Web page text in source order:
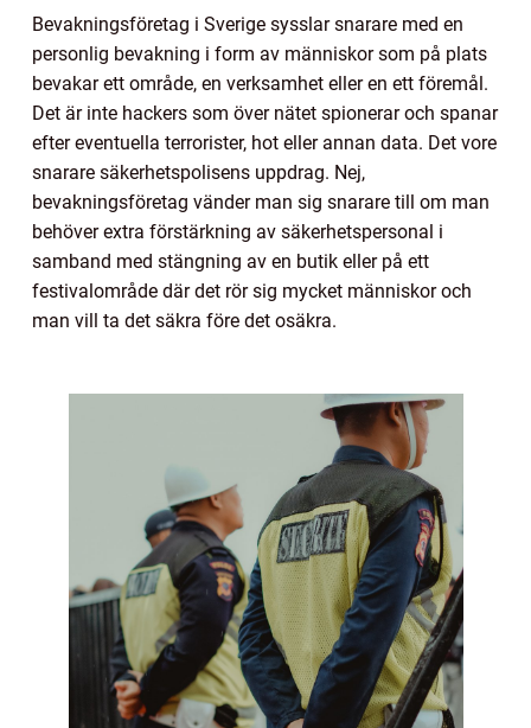
Bevakningsföretag i Sverige sysslar snarare med en
personlig bevakning i form av människor som på plats
bevakar ett område, en verksamhet eller en ett föremål.
Det är inte hackers som över nätet spionerar och spanar
efter eventuella terrorister, hot eller annan data. Det vore
snarare säkerhetspolisens uppdrag. Nej,
bevakningsföretag vänder man sig snarare till om man
behöver extra förstärkning av säkerhetspersonal i
samband med stängning av en butik eller på ett
festivalområde där det rör sig mycket människor och
man vill ta det säkra före det osäkra.